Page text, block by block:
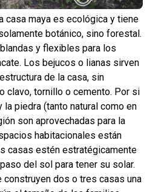
casa maya es ecológica y tiene
botánico, sino forestal.
y flexibles para los
Los bejucos o lianas sirven
de la casa, sin
clavo, tornillo o cemento. Por si
la piedra (tanto natural como en
son aprovechadas para la
habitacionales están
casas estén estratégicamente
del sol para tener su solar.
construyen dos o tres casas una